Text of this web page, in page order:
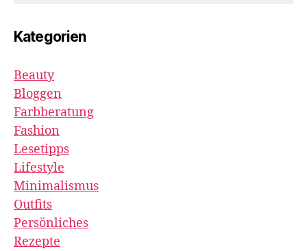
Kategorien
Beauty
Bloggen
Farbberatung
Fashion
Lesetipps
Lifestyle
Minimalismus
Outfits
Persönliches
Rezepte